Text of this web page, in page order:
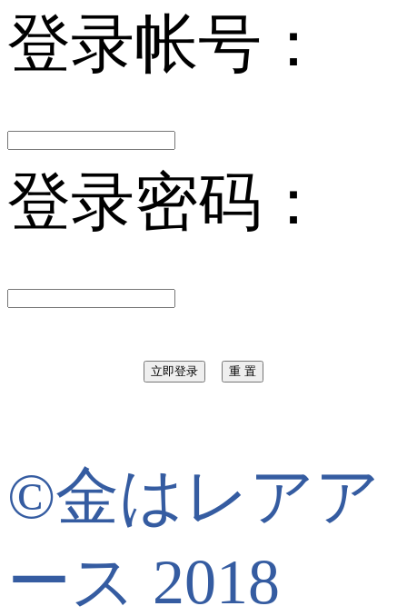
登录帐号：
登录密码：
©金はレアア
ース 2018